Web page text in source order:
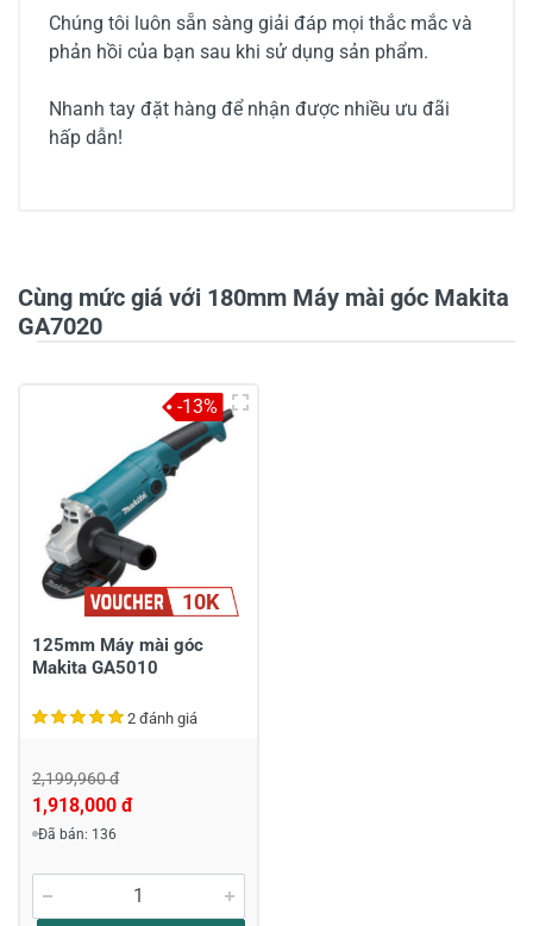
Chúng tôi luôn sẵn sàng giải đáp mọi thắc mắc và
phản hồi của bạn sau khi sử dụng sản phẩm.
Nhanh tay đặt hàng để nhận được nhiều ưu đãi
hấp dẫn!
2
1
Chia sẻ nhận xét về sản phẩm
Viết nhận xét của bạn
Đánh giá sao
Cùng mức giá với 180mm Máy mài góc Makita
GA7020
10K
125mm Máy mài góc
Makita GA5010
2 đánh giá
2,199,960 đ
1,918,000 đ
Đã bán: 136
-13%